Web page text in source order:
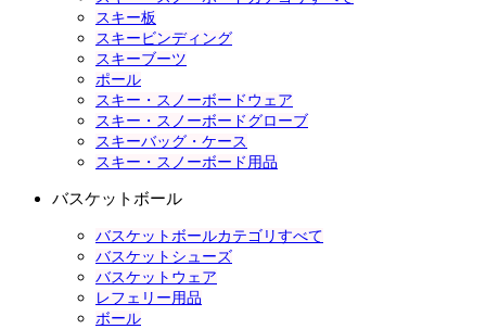
スキー板
スキービンディング
スキーブーツ
ポール
スキー・スノーボードウェア
スキー・スノーボードグローブ
スキーバッグ・ケース
スキー・スノーボード用品
バスケットボール
バスケットボールカテゴリすべて
バスケットシューズ
バスケットウェア
レフェリー用品
ボール